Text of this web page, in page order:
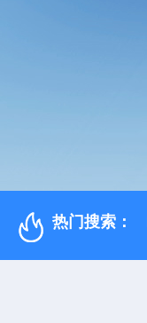
热门搜索：